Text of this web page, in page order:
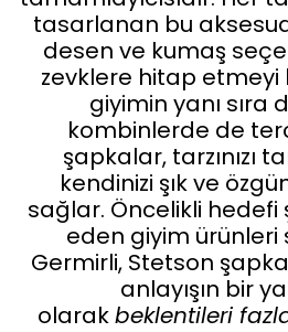
tasarlanan bu
desen ve kumaş
zevklere hitap etmeyi
giyimin yanı sıra
kombinlerde de
şapkalar, tarzınızı
kendinizi şık ve
sağlar. Öncelikli hedefi
eden giyim ürünleri
Germirli, Stetson
anlayışın bir
olarakbeklentileri